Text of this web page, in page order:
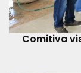
Comitiva